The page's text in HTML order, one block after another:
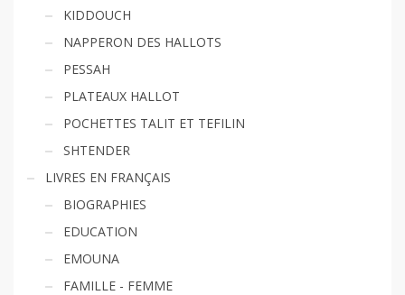
KIDDOUCH
NAPPERON DES HALLOTS
PESSAH
PLATEAUX HALLOT
POCHETTES TALIT ET TEFILIN
SHTENDER
LIVRES EN FRANÇAIS
BIOGRAPHIES
EDUCATION
EMOUNA
FAMILLE - FEMME